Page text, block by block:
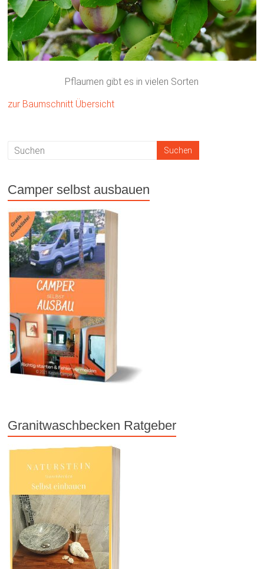
Pflaumen gibt es in vielen Sorten
zur Baumschnitt Übersicht
Camper selbst ausbauen
Granitwaschbecken Ratgeber